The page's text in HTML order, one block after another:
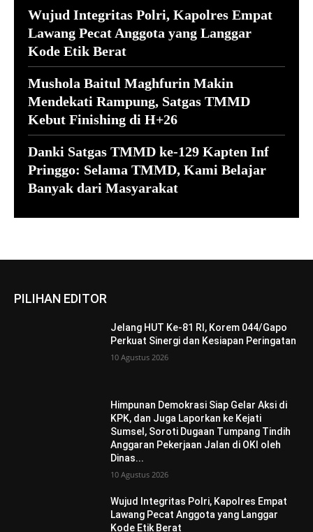
Wujud Integritas Polri, Kapolres Empat
Lawang Pecat Anggota yang Langgar
Kode Etik Berat
Mushola Baitul Maghfurin Makin
Mendekati Rampung, Satgas TMMD
Kebut Finishing di H+26
Danki Satgas TMMD ke-129 Kapten Inf
Pringgo: Selama TMMD, Kami Belajar
Banyak dari Masyarakat
PILIHAN EDITOR
Jelang HUT Ke-81 RI, Korem 044/Gapo
Perkuat Sinergi dan Kesiapan Peringatan
10 Agustus 2026
Himpunan Demokrasi Siap Gelar Aksi di
KPK, dan Juga Laporkan ke Kejati
Sumsel, Soroti Dugaan Tumpang Tindih
Anggaran Pekerjaan Jalan di OKI oleh
Dinas...
10 Agustus 2026
Wujud Integritas Polri, Kapolres Empat
Lawang Pecat Anggota yang Langgar
Kode Etik Berat